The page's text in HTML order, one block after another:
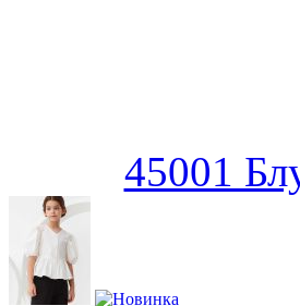
45001